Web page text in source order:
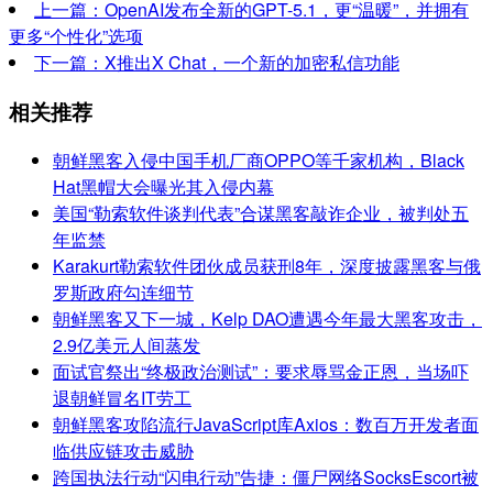
上一篇：OpenAI发布全新的GPT-5.1，更“温暖”，并拥有
更多“个性化”选项
下一篇：X推出X Chat，一个新的加密私信功能
相关推荐
朝鲜黑客入侵中国手机厂商OPPO等千家机构，Black
Hat黑帽大会曝光其入侵内幕
美国“勒索软件谈判代表”合谋黑客敲诈企业，被判处五
年监禁
Karakurt勒索软件团伙成员获刑8年，深度披露黑客与俄
罗斯政府勾连细节
朝鲜黑客又下一城，Kelp DAO遭遇今年最大黑客攻击，
2.9亿美元人间蒸发
面试官祭出“终极政治测试”：要求辱骂金正恩，当场吓
退朝鲜冒名IT劳工
朝鲜黑客攻陷流行JavaScript库Axios：数百万开发者面
临供应链攻击威胁
跨国执法行动“闪电行动”告捷：僵尸网络SocksEscort被